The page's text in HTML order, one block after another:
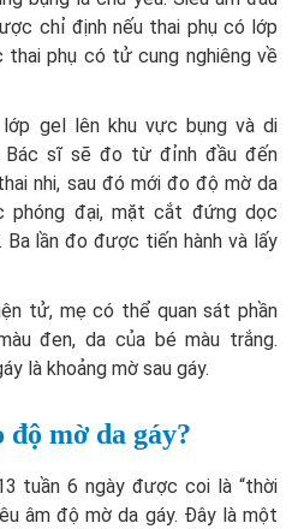
chỉ định nếu thai phụ có lớp
thai phụ có tử cung nghiêng về
gel lên khu vực bụng và di
Bác sĩ sẽ đo từ đỉnh đầu đến
nhi, sau đó mới đo độ mờ da
phóng đại, mặt cắt đứng dọc
Ba lần đo được tiến hành và lấy
tử, mẹ có thể quan sát phần
đen, da của bé màu trắng.
là khoảng mờ sau gáy.
mờ da gáy?
tuần 6 ngày được coi là “thời
âm độ mờ da gáy. Đây là một